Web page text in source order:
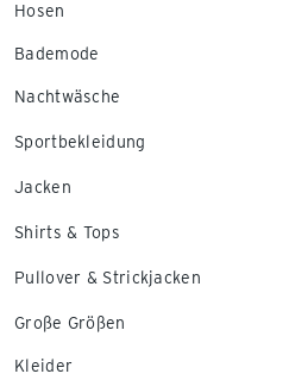
Hosen
Bademode
Nachtwäsche
Sportbekleidung
Jacken
Shirts & Tops
Pullover & Strickjacken
Große Größen
Kleider